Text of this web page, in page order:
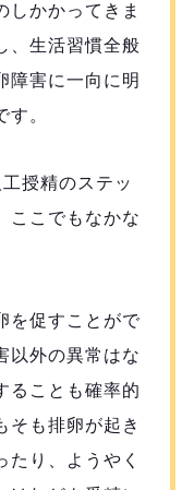
しかかってきま
、生活習慣全般
障害に一向に明
。
授精のステッ
ここでもなかな
を促すことがで
以外の異常はな
ることも確率的
そも排卵が起き
たり、ようやく